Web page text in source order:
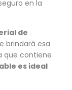
en la
de
brindará esa
que contiene
es ideal